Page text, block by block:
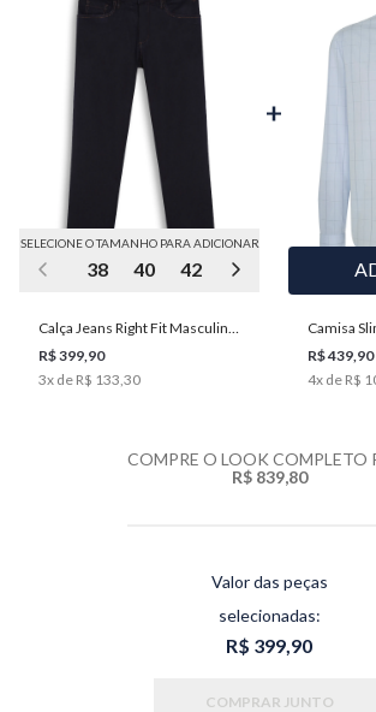
SELECIONE O TAMANHO PARA ADICIONAR
38 40 42 44
Calça Jeans Right Fit Masculina
Individual
R$ 399,90
3x de R$ 133,30
Camisa
Masculina
R$ 439,90
4x de R$
COMPRE O LOOK COMPLETO
R$ 839,80
Valor das peças
selecionadas:
R$ 399,90
COMPRAR JUNTO